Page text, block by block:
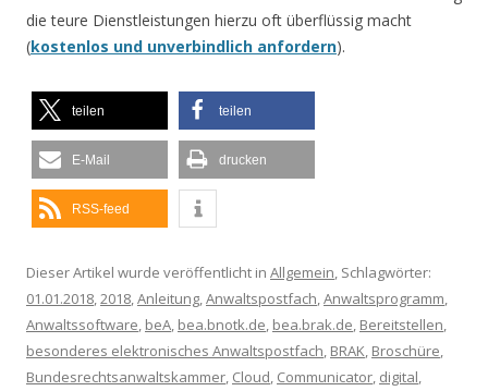
die teure Dienstleistungen hierzu oft überflüssig macht
(kostenlos und unverbindlich anfordern).
teilen teilen
E-Mail drucken
RSS-feed
Dieser Artikel wurde veröffentlicht in Allgemein, Schlagwörter:
01.01.2018,2018,Anleitung,Anwaltspostfach,Anwaltsprogramm,
Anwaltssoftware, beA, bea.bnotk.de, bea.brak.de, Bereitstellen,
besonderes elektronisches Anwaltspostfach, BRAK, Broschüre,
Bundesrechtsanwaltskammer, Cloud, Communicator, digital,